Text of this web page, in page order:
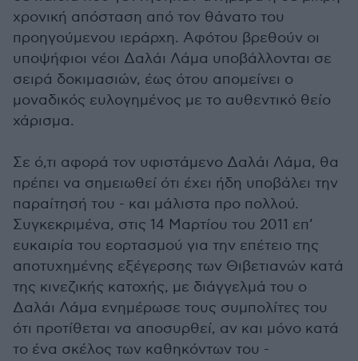
χρονική απόσταση από τον θάνατο του
προηγούμενου ιεράρχη. Αφότου βρεθούν οι
υποψήφιοι νέοι Δαλάι Λάμα υποβάλλονται σε
σειρά δοκιμασιών, έως ότου απομείνει ο
μοναδικός ευλογημένος με το αυθεντικό θείο
χάρισμα.
Σε ό,τι αφορά τον υφιστάμενο Δαλάι Λάμα, θα
πρέπει να σημειωθεί ότι έχει ήδη υποβάλει την
παραίτησή του - και μάλιστα προ πολλού.
Συγκεκριμένα, στις 14 Μαρτίου του 2011 επ’
ευκαιρία του εορτασμού για την επέτειο της
αποτυχημένης εξέγερσης των Θιβετιανών κατά
της κινεζικής κατοχής, με διάγγελμά του ο
Δαλάι Λάμα ενημέρωσε τους συμπολίτες του
ότι προτίθεται να αποσυρθεί, αν και μόνο κατά
το ένα σκέλος των καθηκόντων του -